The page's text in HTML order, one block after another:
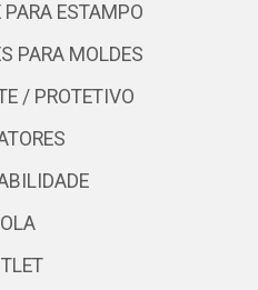
ESTAMPO
PARA MOLDES
/ PROTETIVO